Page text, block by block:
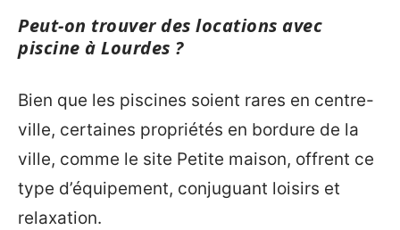
Peut-on trouver des locations avec
piscine à Lourdes ?
Bien que les piscines soient rares en centre-
ville, certaines propriétés en bordure de la
ville, comme le site Petite maison, offrent ce
type d’équipement, conjuguant loisirs et
relaxation.